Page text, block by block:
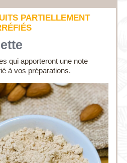
PARTIELLEMENT
qui apporteront une note
à vos préparations.